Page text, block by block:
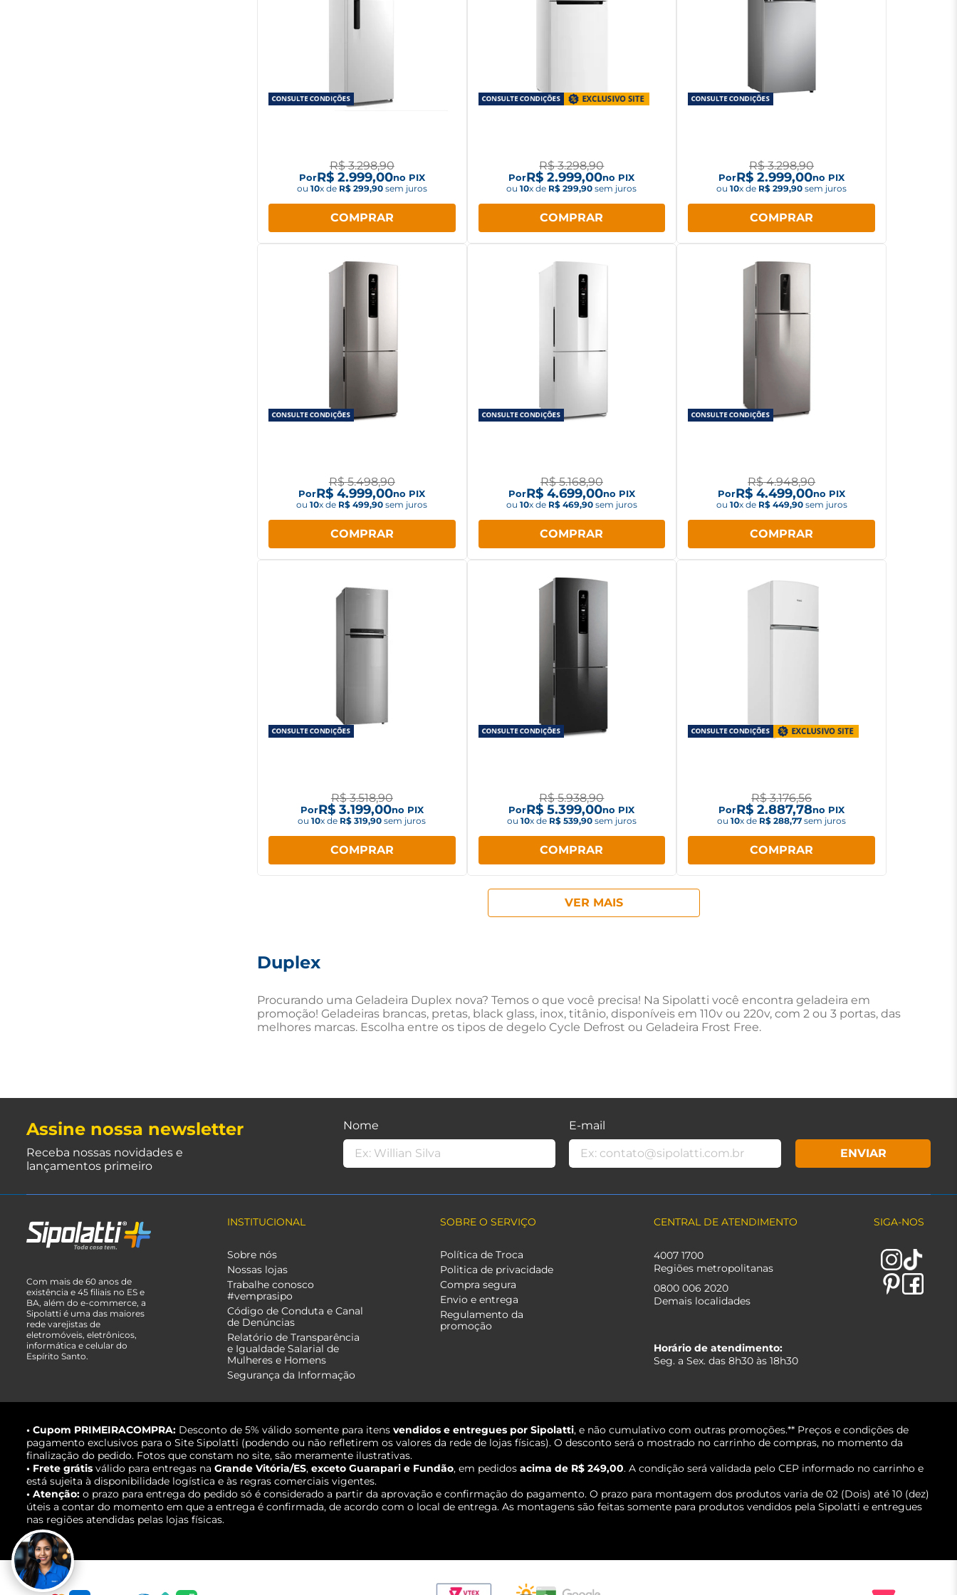
R$ 3.298,90
PorR$ 2.999,00no PIX
ou 10x de R$ 299,90sem juros
COMPRAR
R$ 3.298,90
PorR$ 2.999,00no PIX
ou10x de R$ 299,90 sem juros
COMPRAR
R$ 3.298,90
PorR$ 2.999,00no PIX
ou10x de R$ 299,90 sem juros
COMPRAR
R$ 5.498,90
PorR$ 4.999,00no PIX
ou10x de R$ 499,90 sem juros
COMPRAR
R$ 5.168,90
PorR$ 4.699,00no PIX
ou 10x de R$ 469,90sem juros
COMPRAR
R$ 4.948,90
PorR$ 4.499,00no PIX
ou 10x de R$ 449,90sem juros
COMPRAR
R$ 3.518,90
PorR$ 3.199,00no PIX
ou10x de R$ 319,90 sem juros
COMPRAR
R$ 5.938,90
PorR$ 5.399,00no PIX
ou 10x de R$ 539,90sem juros
COMPRAR
R$ 3.176,56
PorR$ 2.887,78no PIX
ou10x de R$ 288,77 sem juros
COMPRAR
Duplex
Procurando uma Geladeira Duplex nova? Temos o que você precisa! Na Sipolatti você encontra geladeira em
promoção! Geladeiras brancas, pretas, black glass, inox, titânio, disponíveis em 110v ou 220v, com 2 ou 3 portas, das
melhores marcas. Escolha entre os tipos de degelo Cycle Defrost ou Geladeira Frost Free.
Assine nossa newsletter
Receba nossas novidades e
lançamentos primeiro
Nome E-mail
ENVIAR
Com mais de 60 anos de
existência e 45 filiais no ES e
BA, além do e-commerce, a
Sipolatti é uma das maiores
rede varejistas de
eletromóveis, eletrônicos,
informática e celular do
Espírito Santo.
INSTITUCIONAL
Sobre nós
Nossas lojas
Trabalhe conosco
#vemprasipo
Código de Conduta e Canal
de Denúncias
Relatório de Transparência
e Igualdade Salarial de
Mulheres e Homens
Segurança da Informação
SOBRE O SERVIÇO
Política de Troca
Politica de privacidade
Compra segura
Envio e entrega
Regulamento da
promoção
CENTRAL DE ATENDIMENTO
4007 1700
Regiões metropolitanas
0800 006 2020
Demais localidades
Horário de atendimento:
Seg. a Sex. das 8h30 às 18h30
SIGA-NOS
• Cupom PRIMEIRACOMPRA: Desconto de 5% válido somente para itens vendidos e entregues por Sipolatti, e não cumulativo com outras promoções.** Preços e condições de
pagamento exclusivos para o Site Sipolatti (podendo ou não refletirem os valores da rede de lojas físicas). O desconto será o mostrado no carrinho de compras, no momento da
finalização do pedido. Fotos que constam no site, são meramente ilustrativas.
• Frete grátis válido para entregas na Grande Vitória/ES, exceto Guarapari e Fundão, em pedidos acima de R$ 249,00. A condição será validada pelo CEP informado no carrinho e
está sujeita à disponibilidade logística e às regras comerciais vigentes.
• Atenção: o prazo para entrega do pedido só é considerado a partir da aprovação e confirmação do pagamento. O prazo para montagem dos produtos varia de 02 (Dois) até 10 (dez)
úteis a contar do momento em que a entrega é confirmada, de acordo com o local de entrega. As montagens são feitas somente para produtos vendidos pela Sipolatti e entregues
nas regiões atendidas pelas lojas físicas.